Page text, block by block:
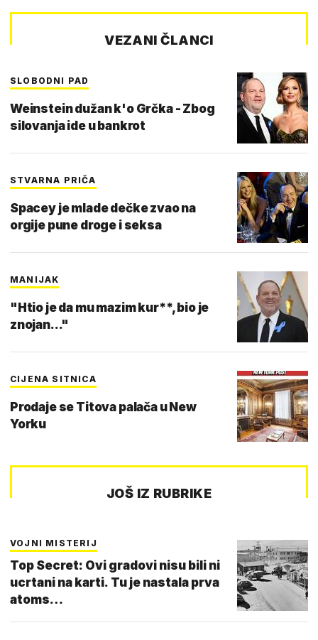
VEZANI ČLANCI
SLOBODNI PAD
Weinstein dužan k'o Grčka - Zbog
silovanja ide u bankrot
STVARNA PRIČA
Spacey je mlade dečke zvao na
orgije pune droge i seksa
MANIJAK
"Htio je da mu mazim kur**, bio je
znojan..."
CIJENA SITNICA
Prodaje se Titova palača u New
Yorku
JOŠ IZ RUBRIKE
VOJNI MISTERIJ
Top Secret: Ovi gradovi nisu bili ni
ucrtani na karti. Tu je nastala prva
atoms…